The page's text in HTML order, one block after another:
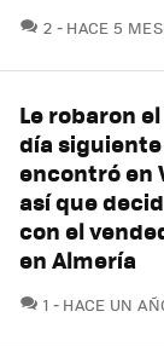
2 HACE 5
Le robaron
día siguiente
encontró en
así que
con el
en Almería
1 COMENTARIOS
HACE UN